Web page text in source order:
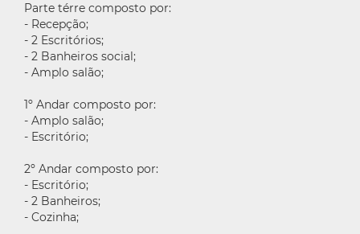
Parte térre composto por:
- Recepção;
- 2 Escritórios;
- 2 Banheiros social;
- Amplo salão;
1º Andar composto por:
- Amplo salão;
- Escritório;
2º Andar composto por:
- Escritório;
- 2 Banheiros;
- Cozinha;